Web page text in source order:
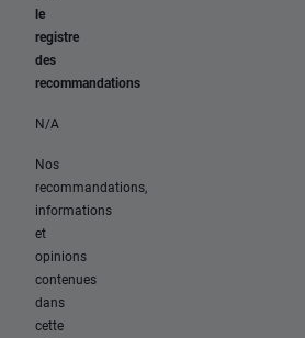
le
registre
des
recommandations
N/A
Nos
recommandations,
informations
et
opinions
contenues
dans
cette